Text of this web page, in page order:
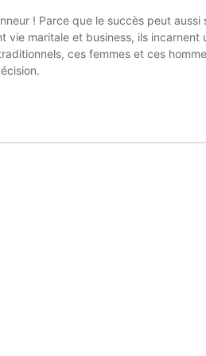
! Parce que le succès peut
vie maritale et business, ils
ces femmes et ces